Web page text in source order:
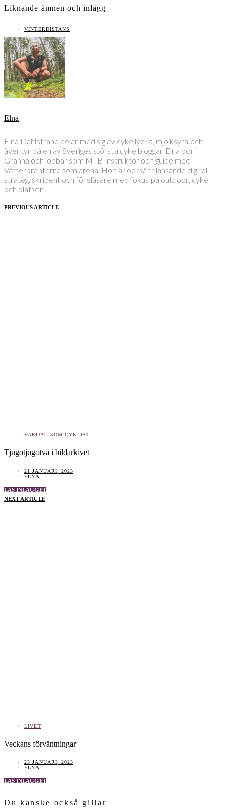
Liknande ämnen och inlägg
VINTERDISTANS
Elna
Elna Dahlstrand delar med sig av cykellycka, mjölksyra och
äventyr på en av Sveriges största cykelbloggar. Elna bor i
Gränna och jobbar som MTB-instruktör och guide med
Vätterbranterna som arena. Hon är också frilansande digital
strateg, skribent och föreläsare med fokus på outdoor, cykel
och platser.
PREVIOUS ARTICLE
VARDAG SOM CYKLIST
Tjugotjugotvå i bildarkivet
21 JANUARI, 2023
ELNA
LÄS INLÄGGET
NEXT ARTICLE
LIVET
Veckans förväntningar
23 JANUARI, 2023
ELNA
LÄS INLÄGGET
Du kanske också gillar